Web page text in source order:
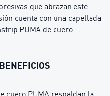
que abrazan este
cuenta con una capellada
PUMA de cuero.
cuero PUMA respaldan la